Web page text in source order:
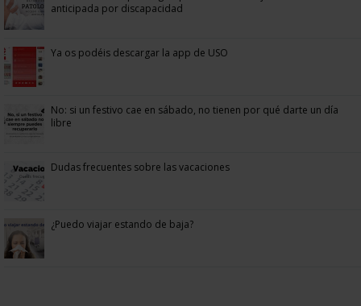
anticipada por discapacidad
Ya os podéis descargar la app de USO
No: si un festivo cae en sábado, no tienen por qué darte un día
libre
Dudas frecuentes sobre las vacaciones
¿Puedo viajar estando de baja?